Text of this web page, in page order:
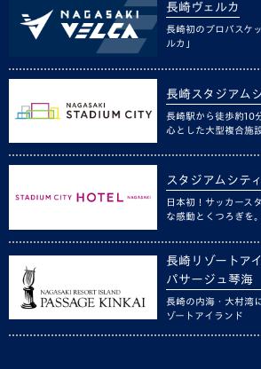
長崎ヴェルカ
長崎初のプロバスケ
ルカ」
長崎スタジアム
長崎駅から徒歩約10
心とした大型複合施
スタジアムシテ
日本初！サッカース
な感動とくつろぎを。
長崎リゾートア
パサージュ琴海
長崎の内海・大村湾
ゾートアイランド